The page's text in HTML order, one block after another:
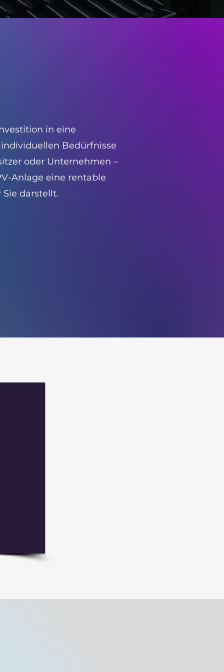
in eine
Bedürfnisse
oder Unternehmen –
Anlage eine rentable
darstellt.